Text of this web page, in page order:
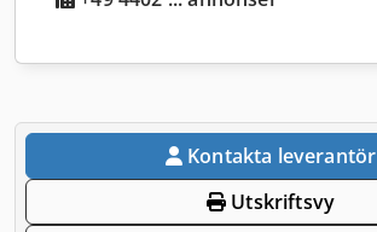
Kontakta leverantör
Utskriftsvy